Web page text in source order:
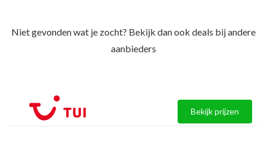
Niet gevonden wat je zocht? Bekijk dan ook deals bij andere
aanbieders
Bekijk prijzen